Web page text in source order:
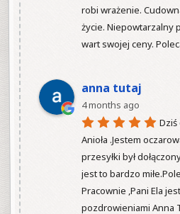
robi wrażenie.
życie. Niepowtarzalny
wart swojej ceny.
anna tutaj
4 months ago
Dziś
Anioła .Jestem
przesyłki był
jest to bardzo
Pracownie ,Pani Ela
pozdrowieniami Anna